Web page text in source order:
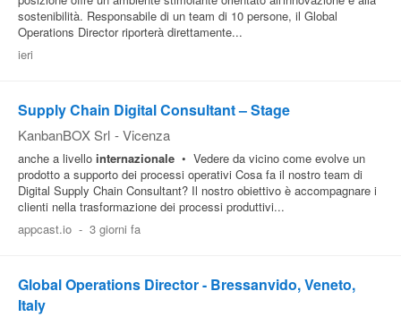
sostenibilità. Responsabile di un team di 10 persone, il Global
Operations Director riporterà direttamente...
ieri
Supply Chain Digital Consultant – Stage
KanbanBOX Srl - Vicenza
anche a livello internazionale • Vedere da vicino come evolve un
prodotto a supporto dei processi operativi Cosa fa il nostro team di
Digital Supply Chain Consultant? Il nostro obiettivo è accompagnare i
clienti nella trasformazione dei processi produttivi...
appcast.io - 3 giorni fa
Global Operations Director - Bressanvido, Veneto,
Italy